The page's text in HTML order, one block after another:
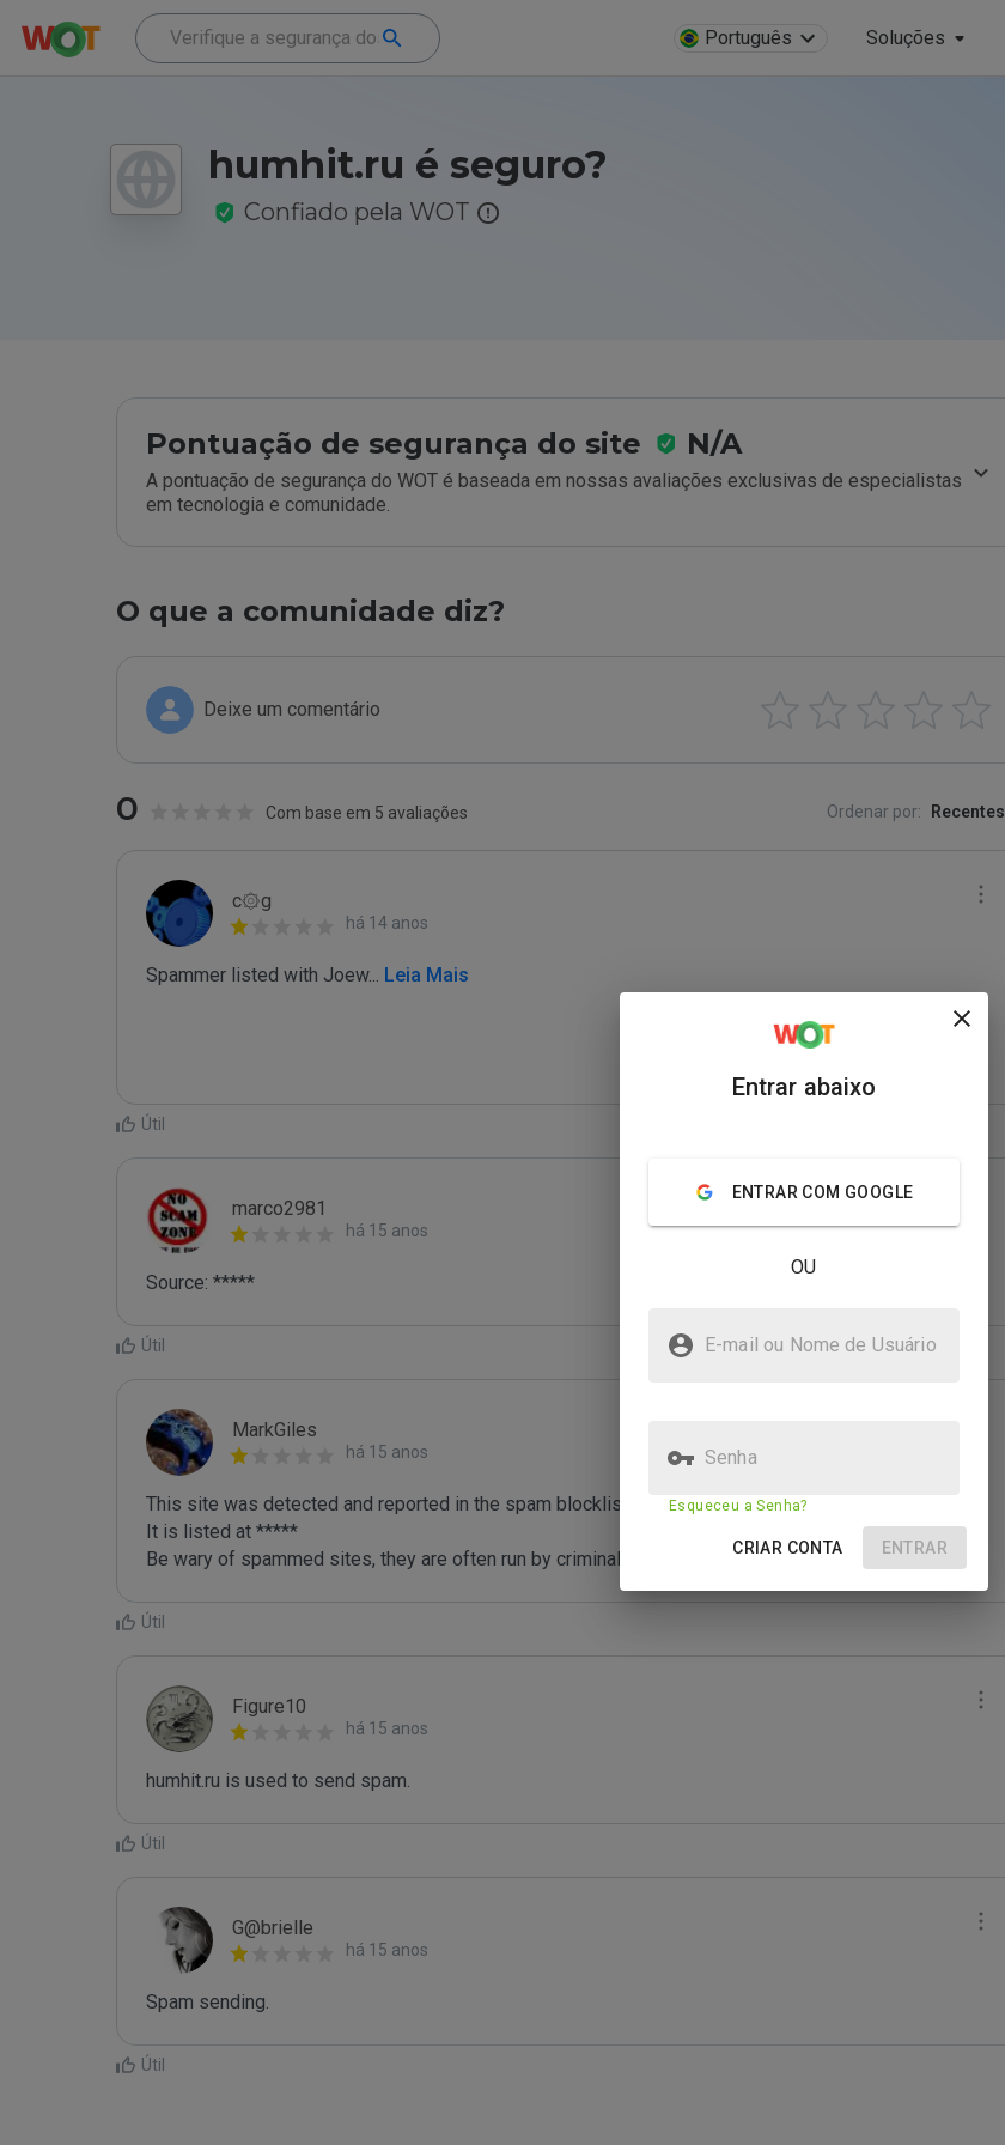
Português Soluções
humhit.ru é seguro?
Confiado pela WOT
Pontuação de segurança do site N/A
A pontuação de segurança do WOT é baseada em nossas avaliações exclusivas de especialistas
em tecnologia e comunidade.
O que a comunidade diz?
Deixe um comentário
0 Com base em 5 avaliações Ordenar por: Recentes
c۞g
há 14 anos
Spammer listed with Joew... Leia Mais
Útil
marco2981
há 15 anos
Útil
MarkGiles
há 15 anos
This site was detected and reported in the spam blocklist maintained by Joe Wein.
It is listed at *****
Be wary of spammed sites, they are often run by criminals who are out to defraud you.
Útil
Figure10
há 15 anos
humhit.ru is used to send spam.
Útil
G@brielle
há 15 anos
Spam sending.
Útil
Entrar abaixo
ENTRAR COM GOOGLE
OU
E-mail ou Nome de Usuário
Senha
Esqueceu a Senha?
CRIAR CONTA ENTRAR